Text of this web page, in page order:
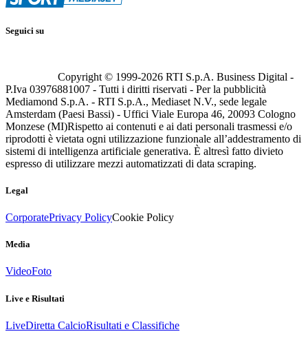
Seguici su
Copyright © 1999-2026 RTI S.p.A. Business Digital -
P.Iva 03976881007 - Tutti i diritti riservati - Per la pubblicità
Mediamond S.p.A. - RTI S.p.A., Mediaset N.V., sede legale
Amsterdam (Paesi Bassi) - Uffici Viale Europa 46, 20093 Cologno
Monzese (MI)Rispetto ai contenuti e ai dati personali trasmessi e/o
riprodotti è vietata ogni utilizzazione funzionale all’addestramento di
sistemi di intelligenza artificiale generativa. È altresì fatto divieto
espresso di utilizzare mezzi automatizzati di data scraping.
Legal
CorporatePrivacy PolicyCookie Policy
Media
VideoFoto
Live e Risultati
LiveDiretta CalcioRisultati e Classifiche